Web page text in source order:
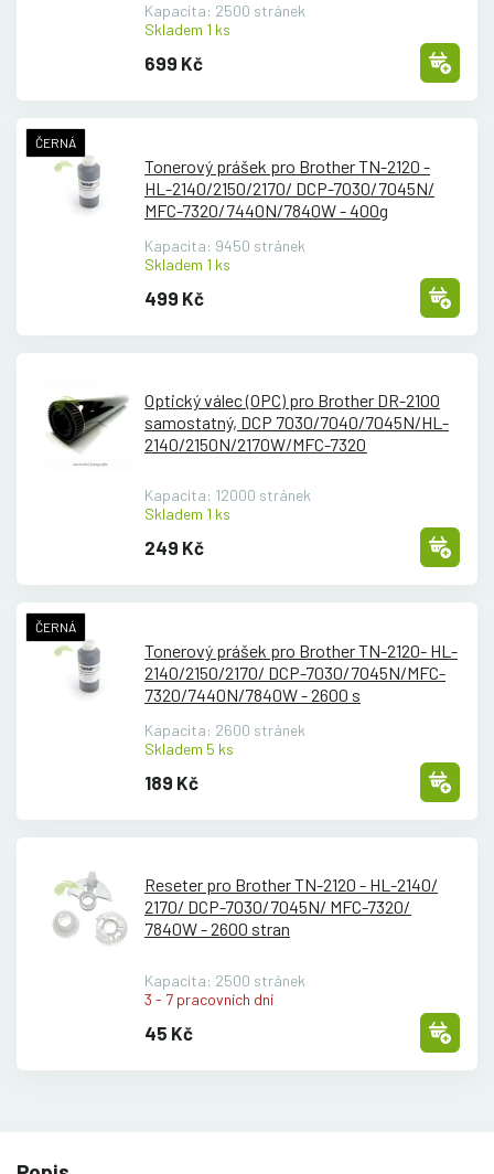
Kapacita: 2500 stránek
Skladem 1 ks
699 Kč
ČERNÁ
Tonerový prášek pro Brother TN-2120 -
HL-2140/2150/2170/ DCP-7030/7045N/
MFC-7320/7440N/7840W - 400g
Kapacita: 9450 stránek
Skladem 1 ks
499 Kč
Optický válec (OPC) pro Brother DR-2100
samostatný, DCP 7030/7040/7045N/HL-
2140/2150N/2170W/MFC-7320
Kapacita: 12000 stránek
Skladem 1 ks
249 Kč
ČERNÁ
Tonerový prášek pro Brother TN-2120- HL-
2140/2150/2170/ DCP-7030/7045N/MFC-
7320/7440N/7840W - 2600 s
Kapacita: 2600 stránek
Skladem 5 ks
189 Kč
Reseter pro Brother TN-2120 - HL-2140/
2170/ DCP-7030/7045N/ MFC-7320/
7840W - 2600 stran
Kapacita: 2500 stránek
3 - 7 pracovních dní
45 Kč